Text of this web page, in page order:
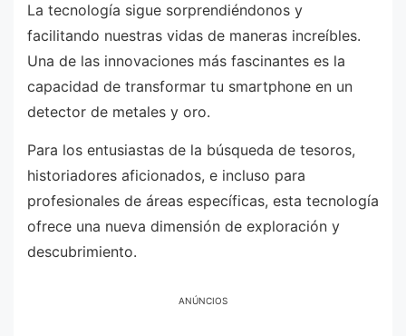
La tecnología sigue sorprendiéndonos y
facilitando nuestras vidas de maneras increíbles.
Una de las innovaciones más fascinantes es la
capacidad de transformar tu smartphone en un
detector de metales y oro.
Para los entusiastas de la búsqueda de tesoros,
historiadores aficionados, e incluso para
profesionales de áreas específicas, esta tecnología
ofrece una nueva dimensión de exploración y
descubrimiento.
ANÚNCIOS